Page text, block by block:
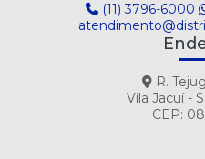
(11) 3796-6000
R.
Vila Jacuí -
CEP: